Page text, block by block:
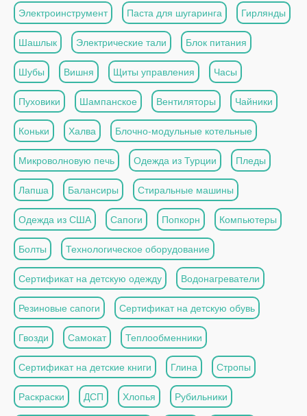
Электроинструмент Паста для шугаринга Гирлянды
Шашлык Электрические тали Блок питания
Шубы Вишня Щиты управления Часы
Пуховики Шампанское Вентиляторы Чайники
Коньки Халва Блочно-модульные котельные
Микроволновую печь Одежда из Турции Пледы
Лапша Балансиры Стиральные машины
Одежда из США Сапоги Попкорн Компьютеры
Болты Технологическое оборудование
Сертификат на детскую одежду Водонагреватели
Резиновые сапоги Сертификат на детскую обувь
Гвозди Самокат Теплообменники
Сертификат на детские книги Глина Стропы
Раскраски ДСП Хлопья Рубильники